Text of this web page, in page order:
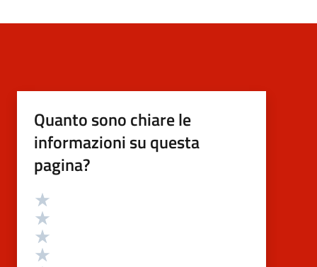
Quanto sono chiare le
informazioni su questa
pagina?
Valutazione